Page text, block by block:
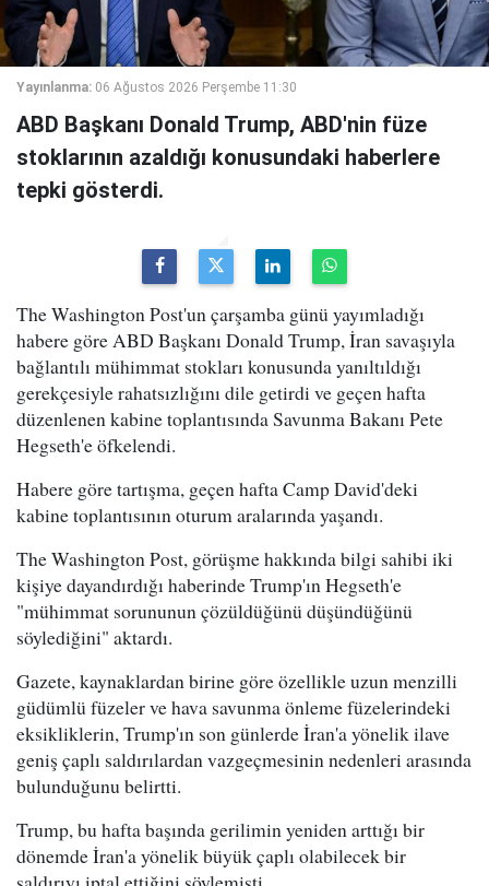
Yayınlanma: 06 Ağustos 2026 Perşembe 11:30
ABD Başkanı Donald Trump, ABD'nin füze
stoklarının azaldığı konusundaki haberlere
tepki gösterdi.
The Washington Post'un çarşamba günü yayımladığı
habere göre ABD Başkanı Donald Trump, İran savaşıyla
bağlantılı mühimmat stokları konusunda yanıltıldığı
gerekçesiyle rahatsızlığını dile getirdi ve geçen hafta
düzenlenen kabine toplantısında Savunma Bakanı Pete
Hegseth'e öfkelendi.
Habere göre tartışma, geçen hafta Camp David'deki
kabine toplantısının oturum aralarında yaşandı.
The Washington Post, görüşme hakkında bilgi sahibi iki
kişiye dayandırdığı haberinde Trump'ın Hegseth'e
"mühimmat sorununun çözüldüğünü düşündüğünü
söylediğini" aktardı.
Gazete, kaynaklardan birine göre özellikle uzun menzilli
güdümlü füzeler ve hava savunma önleme füzelerindeki
eksikliklerin, Trump'ın son günlerde İran'a yönelik ilave
geniş çaplı saldırılardan vazgeçmesinin nedenleri arasında
bulunduğunu belirtti.
Trump, bu hafta başında gerilimin yeniden arttığı bir
dönemde İran'a yönelik büyük çaplı olabilecek bir